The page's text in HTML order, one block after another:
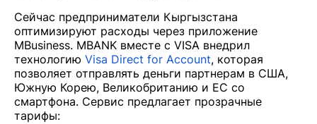
Сейчас предприниматели Кыргызстана
оптимизируют расходы через приложение
MBusiness. MBANK вместе с VISA внедрил
технологию Visa Direct for Account, которая
позволяет отправлять деньги партнерам в США,
Южную Корею, Великобританию и ЕС со
смартфона. Сервис предлагает прозрачные
тарифы: